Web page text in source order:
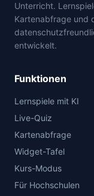
Unterricht.
Kartenabfrage und
entwickelt.
Funktionen
Lernspiele mit KI
Live-Quiz
Kartenabfrage
Widget-Tafel
Kurs-Modus
Für Hochschulen